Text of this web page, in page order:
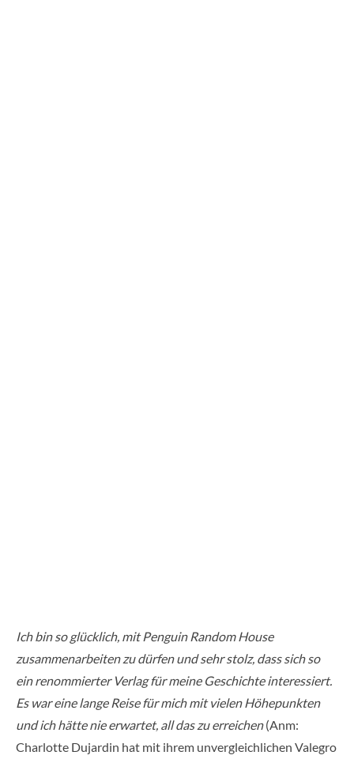
Ich bin so glücklich, mit Penguin Random House
zusammenarbeiten zu dürfen und sehr stolz, dass sich so
ein renommierter Verlag für meine Geschichte interessiert.
Es war eine lange Reise für mich mit vielen Höhepunkten
und ich hätte nie erwartet, all das zu erreichen(Anm:
Charlotte Dujardin hat mit ihrem unvergleichlichen Valegro